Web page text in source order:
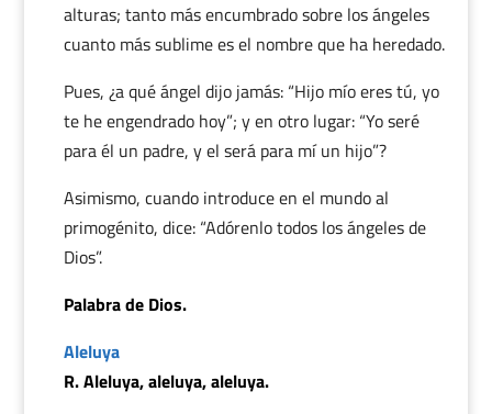
alturas; tanto más encumbrado sobre los ángeles
cuanto más sublime es el nombre que ha heredado.
Pues, ¿a qué ángel dijo jamás: “Hijo mío eres tú, yo
te he engendrado hoy”; y en otro lugar: “Yo seré
para él un padre, y el será para mí un hijo”?
Asimismo, cuando introduce en el mundo al
primogénito, dice: “Adórenlo todos los ángeles de
Dios”.
Palabra de Dios.
Aleluya
R. Aleluya, aleluya, aleluya.